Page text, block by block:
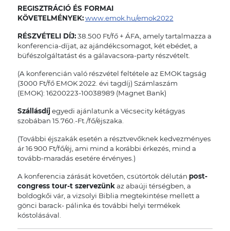
REGISZTRÁCIÓ ÉS FORMAI
KÖVETELMÉNYEK: www.emok.hu/emok2022
RÉSZVÉTELI DÍJ:38.500 Ft/fő + ÁFA, amely tartalmazza a
konferencia-díjat, az ajándékcsomagot, két ebédet, a
büfészolgáltatást és a gálavacsora-party részvételt.
(A konferencián való részvétel feltétele az EMOK tagság
(3000 Ft/fő EMOK 2022. évi tagdíj) Számlaszám
(EMOK): 16200223-10038989 (Magnet Bank)
Szállásdíjegyedi ajánlatunk a Vécsecity kétágyas
szobában 15.760.-Ft./fő/éjszaka.
(További éjszakák esetén a résztvevőknek kedvezményes
ár 16 900 Ft/fő/éj, ami mind a korábbi érkezés, mind a
tovább-maradás esetére érvényes.)
A konferencia zárását követően, csütörtök délután post-
congress tour-t szervezünkaz abaúji térségben, a
boldogkői vár, a vizsolyi Biblia megtekintése mellett a
gönci barack- pálinka és további helyi termékek
kóstolásával.